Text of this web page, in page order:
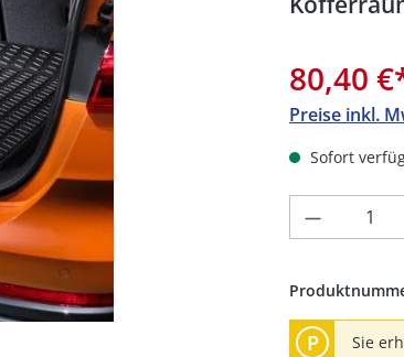
80,40 €
Preise inkl.
Sofort
P Sie